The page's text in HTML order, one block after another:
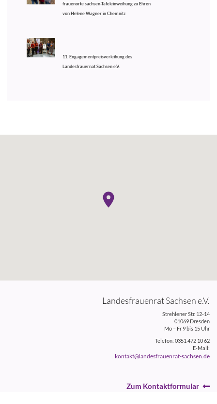
frauenorte sachsen-Tafeleinweihung zu Ehren
von Helene Wagner in Chemnitz
11. Engagementpreisverleihung des
Landesfrauernat Sachsen e.V.
Landesfrauenrat Sachsen e.V.
Strehlener Str. 12-14
01069 Dresden
Mo – Fr 9 bis 15 Uhr
Telefon: 0351 472 10 62
E-Mail:
kontakt@landesfrauenrat-sachsen.de
Zum Kontaktformular